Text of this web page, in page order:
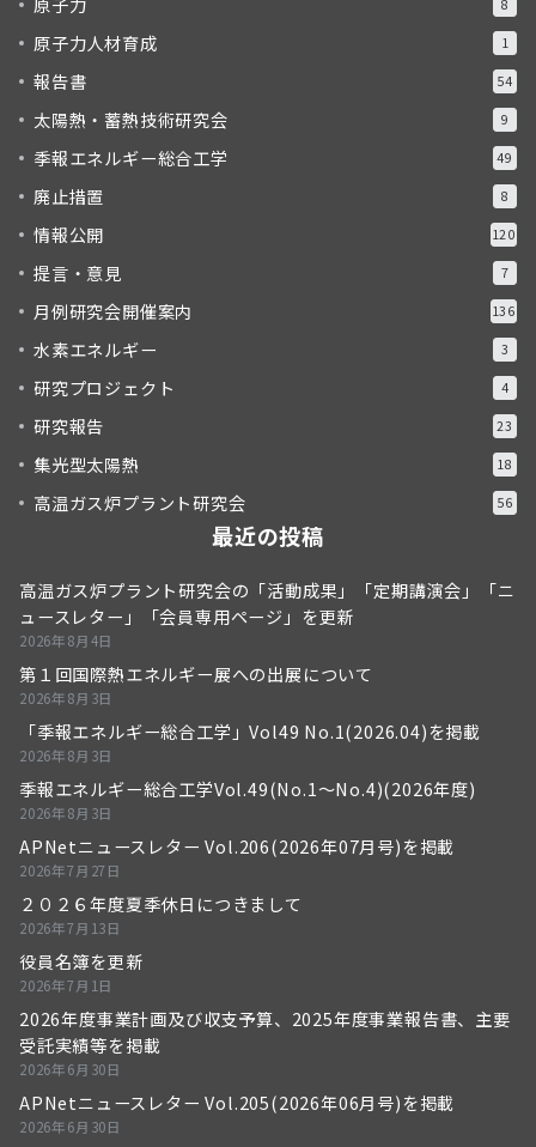
原子力 8
原子力人材育成 1
報告書 54
太陽熱・蓄熱技術研究会 9
季報エネルギー総合工学 49
廃止措置 8
情報公開 120
提言・意見 7
月例研究会開催案内 136
水素エネルギー 3
研究プロジェクト 4
研究報告 23
集光型太陽熱 18
高温ガス炉プラント研究会 56
最近の投稿
高温ガス炉プラント研究会の「活動成果」「定期講演会」「ニ
ュースレター」「会員専用ページ」を更新
2026年8月4日
第１回国際熱エネルギー展への出展について
2026年8月3日
「季報エネルギー総合工学」Vol49 No.1(2026.04)を掲載
2026年8月3日
季報エネルギー総合工学Vol.49(No.1～No.4)(2026年度)
2026年8月3日
APNetニュースレター Vol.206(2026年07月号)を掲載
2026年7月27日
２０２６年度夏季休日につきまして
2026年7月13日
役員名簿を更新
2026年7月1日
2026年度事業計画及び収支予算、2025年度事業報告書、主要
受託実績等を掲載
2026年6月30日
APNetニュースレター Vol.205(2026年06月号)を掲載
2026年6月30日